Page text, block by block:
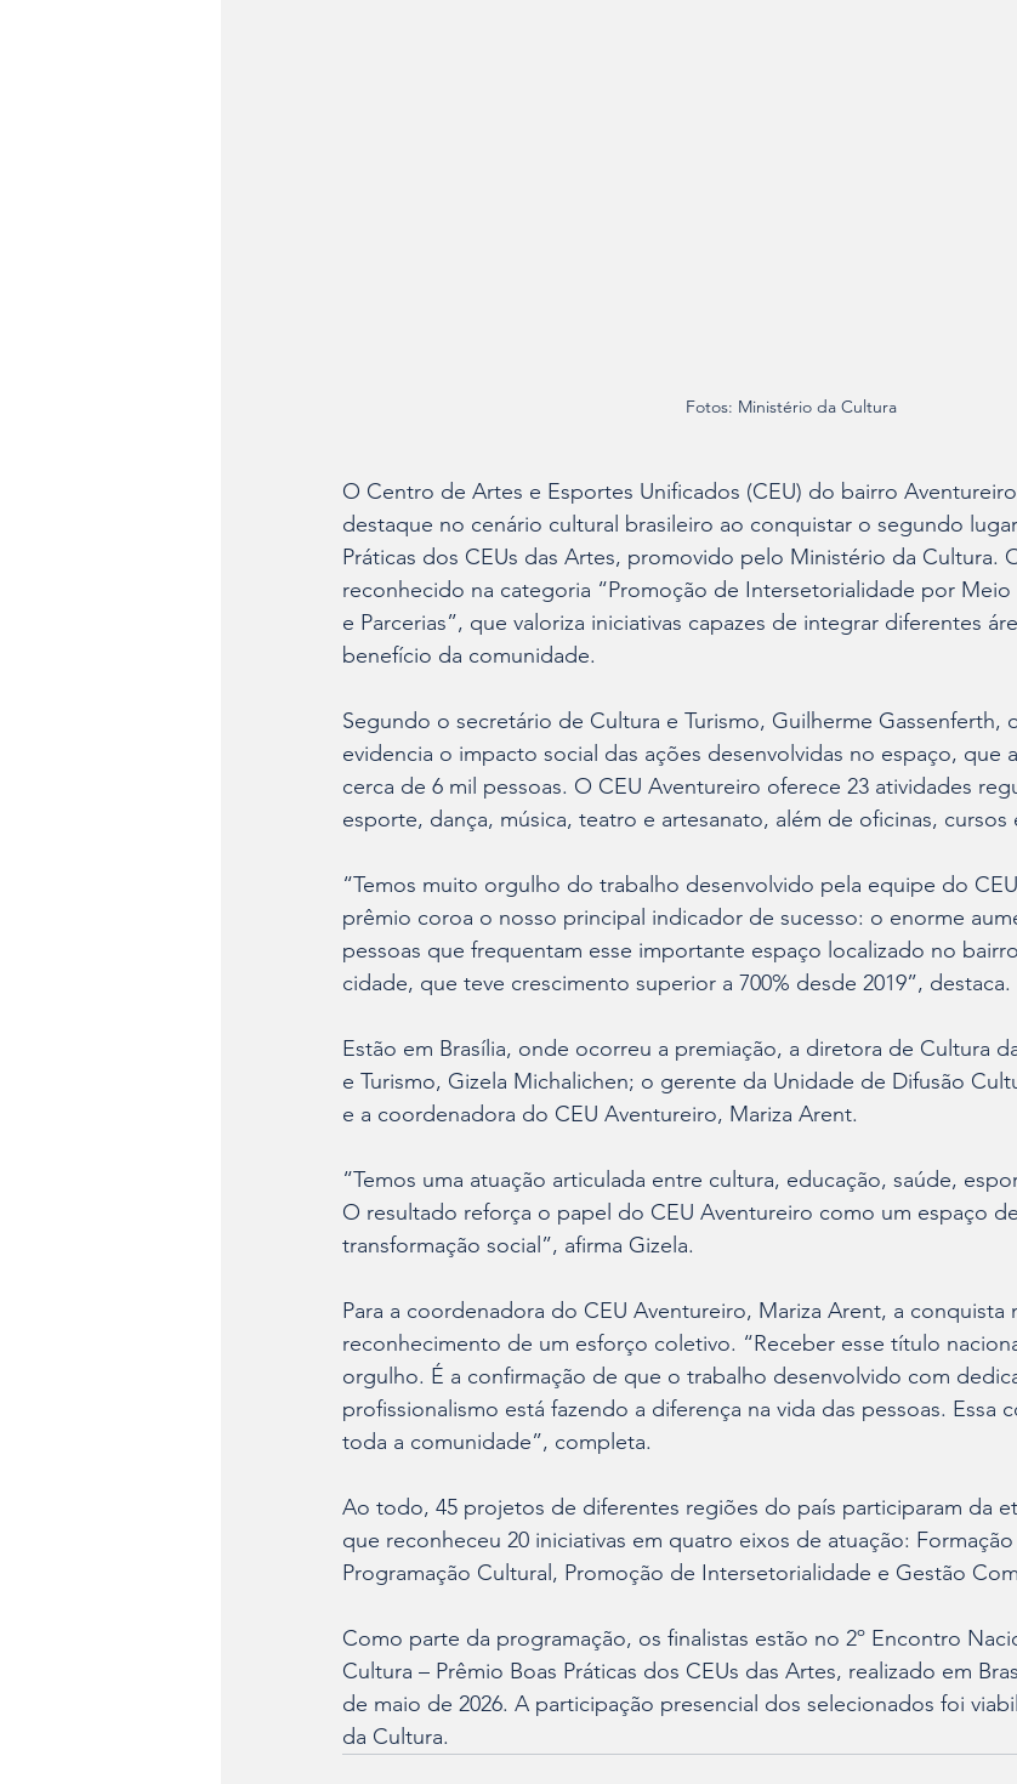
Fotos: Ministério da Cultura
O Centro de Artes e Esportes Unificados (CEU) do bairro
destaque no cenário cultural brasileiro ao conquistar o segundo
Práticas dos CEUs das Artes, promovido pelo Ministério da Cultura.
reconhecido na categoria “Promoção de Intersetorialidade por
e Parcerias”, que valoriza iniciativas capazes de integrar diferentes
benefício da comunidade.
Segundo o secretário de Cultura e Turismo, Guilherme Gassenferth,
evidencia o impacto social das ações desenvolvidas no espaço, que
cerca de 6 mil pessoas. O CEU Aventureiro oferece 23 atividades
esporte, dança, música, teatro e artesanato, além de oficinas, cursos
“Temos muito orgulho do trabalho desenvolvido pela equipe do
prêmio coroa o nosso principal indicador de sucesso: o enorme
pessoas que frequentam esse importante espaço localizado no
cidade, que teve crescimento superior a 700% desde 2019”, destaca.
Estão em Brasília, onde ocorreu a premiação, a diretora de Cultura
e Turismo, Gizela Michalichen; o gerente da Unidade de Difusão
e a coordenadora do CEU Aventureiro, Mariza Arent.
“Temos uma atuação articulada entre cultura, educação, saúde,
O resultado reforça o papel do CEU Aventureiro como um espaço
transformação social”, afirma Gizela.
Para a coordenadora do CEU Aventureiro, Mariza Arent, a conquista
reconhecimento de um esforço coletivo. “Receber esse título
orgulho. É a confirmação de que o trabalho desenvolvido com
profissionalismo está fazendo a diferença na vida das pessoas. Essa
toda a comunidade”, completa.
Ao todo, 45 projetos de diferentes regiões do país participaram da
que reconheceu 20 iniciativas em quatro eixos de atuação:
Programação Cultural, Promoção de Intersetorialidade e Gestão
Como parte da programação, os finalistas estão no 2º Encontro
Cultura – Prêmio Boas Práticas dos CEUs das Artes, realizado em
de maio de 2026. A participação presencial dos selecionados foi
da Cultura.